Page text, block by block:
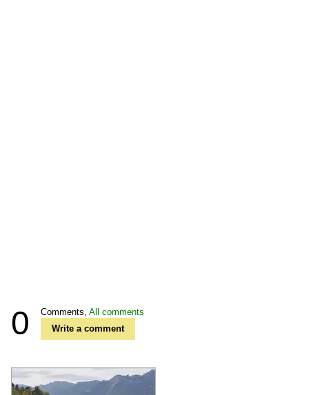
0 Comments, All comments
Write a comment